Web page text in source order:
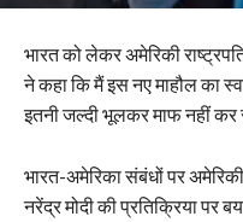
भारत को लेकर अमेरिकी
ने कहा कि मैं इस नए माहौल का
इतनी जल्दी भूलकर माफ नहीं
भारत-अमेरिका संबंधों पर
नरेंद्र मोदी की प्रतिक्रिया पर